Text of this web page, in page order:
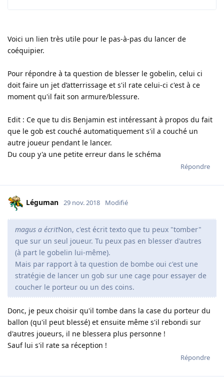
Voici un lien très utile pour le pas-à-pas du lancer de
coéquipier.
Pour répondre à ta question de blesser le gobelin, celui ci
doit faire un jet d’atterrissage et s'il rate celui-ci c'est à ce
moment qu'il fait son armure/blessure.
Edit : Ce que tu dis Benjamin est intéressant à propos du fait
que le gob est couché automatiquement s'il a couché un
autre joueur pendant le lancer.
Du coup y'a une petite erreur dans le schéma
Répondre
Léguman 29 nov. 2018 Modifié
magus a écritNon, c'est écrit texto que tu peux "tomber"
que sur un seul joueur. Tu peux pas en blesser d'autres
(à part le gobelin lui-même).
Mais par rapport à ta question de bombe oui c'est une
stratégie de lancer un gob sur une cage pour essayer de
coucher le porteur ou un des coins.
Donc, je peux choisir qu'il tombe dans la case du porteur du
ballon (qu'il peut blessé) et ensuite même s'il rebondi sur
d'autres joueurs, il ne blessera plus personne !
Sauf lui s'il rate sa réception !
Répondre